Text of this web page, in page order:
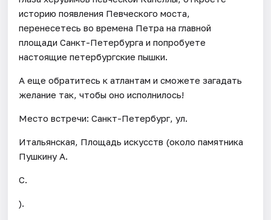
историю появления Певческого моста,
перенесетесь во времена Петра на главной
площади Санкт-Петербурга и попробуете
настоящие петербургские пышки.
А еще обратитесь к атлантам и сможете загадать
желание так, чтобы оно исполнилось!
Место встречи: Санкт-Петербург, ул.
Итальянская, Площадь искусств (около памятника
Пушкину А.
С.
).